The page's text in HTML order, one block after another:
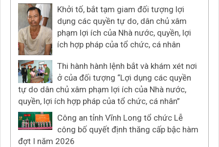
Khởi tố, bắt tạm giam đối tượng lợi
dụng các quyền tự do, dân chủ xâm
phạm lợi ích của Nhà nước, quyền, lợi
ích hợp pháp của tổ chức, cá nhân
Thi hành hành lệnh bắt và khám xét nơi
ở của đối tượng “Lợi dụng các quyền
tự do dân chủ xâm phạm lợi ích của Nhà nước,
quyền, lợi ích hợp pháp của tổ chức, cá nhân”
Công an tỉnh Vĩnh Long tổ chức Lễ
công bố quyết định thăng cấp bậc hàm
đợt I năm 2026